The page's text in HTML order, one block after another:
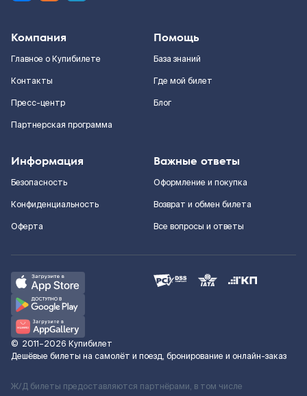
Компания
Главное о Купибилете
Контакты
Пресс-центр
Партнерская программа
Помощь
База знаний
Где мой билет
Блог
Информация
Безопасность
Конфиденциальность
Оферта
Важные ответы
Оформление и покупка
Возврат и обмен билета
Все вопросы и ответы
© 2011–2026 Купибилет
Дешёвые билеты на самолёт и поезд, бронирование и онлайн-заказ
Ж/Д билеты предоставляются партнёрами, в том числе